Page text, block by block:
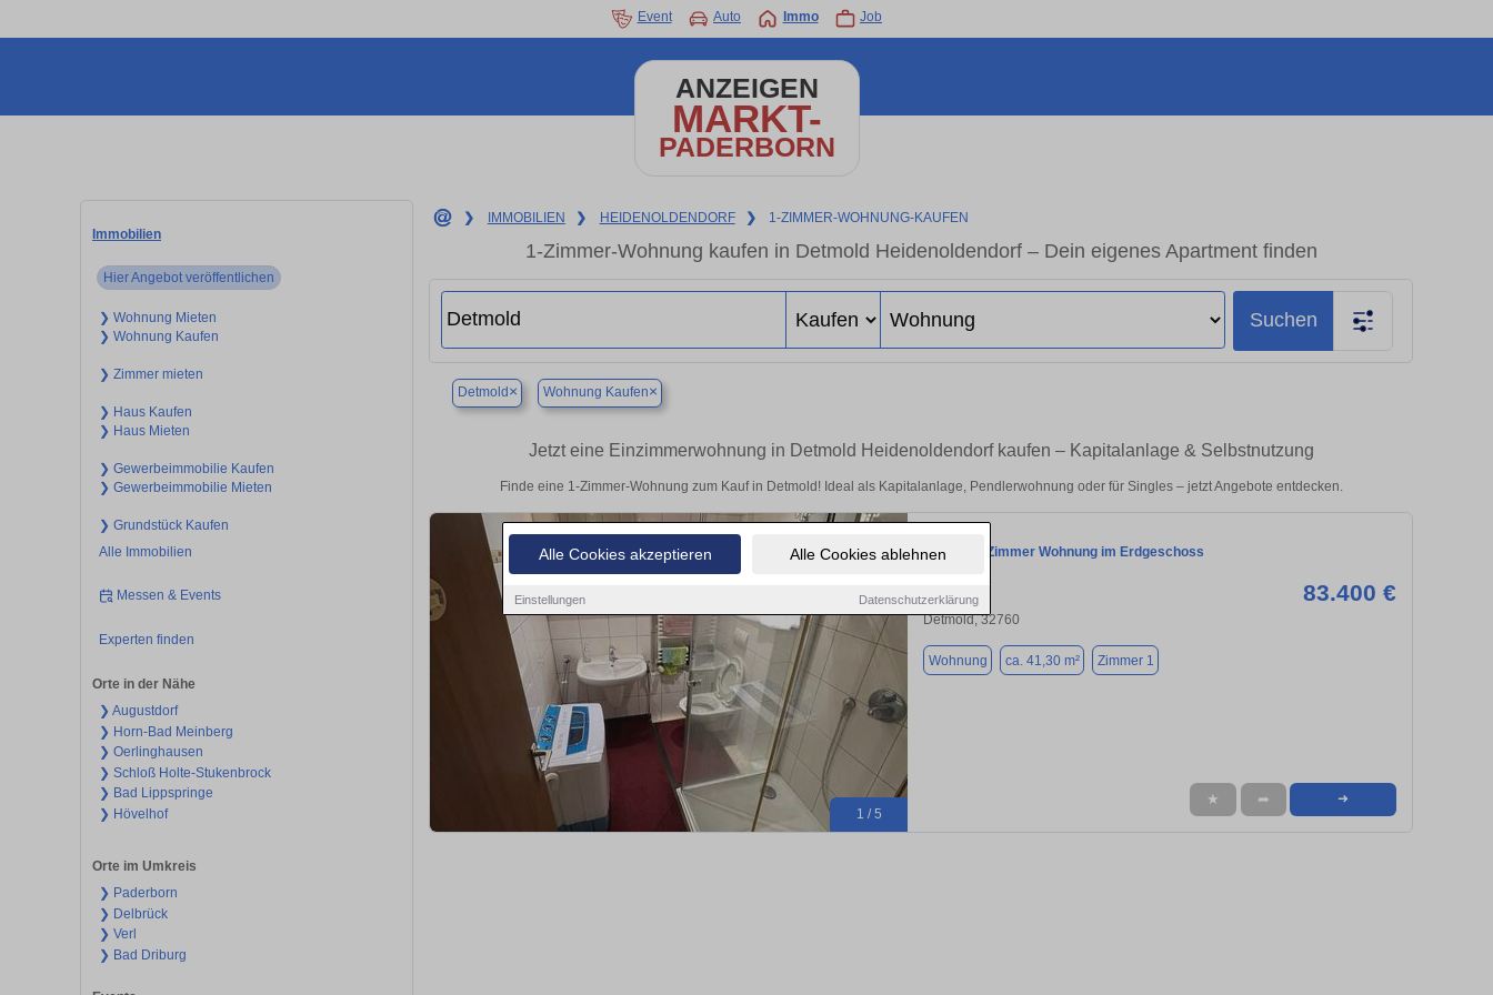
Alle Cookies akzeptieren Alle Cookies ablehnen
Einstellungen Datenschutzerklärung
Event Auto Immo Job
ANZEIGEN
MARKT-
PADERBORN
Immobilien
Hier Angebot veröffentlichen
❯ Wohnung Mieten
❯ Wohnung Kaufen
❯ Zimmer mieten
❯ Haus Kaufen
❯ Haus Mieten
❯ Gewerbeimmobilie Kaufen
❯ Gewerbeimmobilie Mieten
❯ Grundstück Kaufen
Alle Immobilien
Messen & Events
Experten finden
Orte in der Nähe
❯ Augustdorf
❯ Horn-Bad Meinberg
❯ Oerlinghausen
❯ Schloß Holte-Stukenbrock
❯ Bad Lippspringe
❯ Hövelhof
Orte im Umkreis
❯ Paderborn
❯ Delbrück
❯ Verl
❯ Bad Driburg
❯ IMMOBILIEN ❯ HEIDENOLDENDORF ❯ 1-ZIMMER-WOHNUNG-KAUFEN
1-Zimmer-Wohnung kaufen in Detmold Heidenoldendorf – Dein eigenes Apartment finden
Suchen
Detmold × Wohnung Kaufen×
Jetzt eine Einzimmerwohnung in Detmold Heidenoldendorf kaufen – Kapitalanlage & Selbstnutzung
Finde eine 1-Zimmer-Wohnung zum Kauf in Detmold! Ideal als Kapitalanlage, Pendlerwohnung oder für Singles – jetzt Angebote entdecken.
1 / 5
Schöne 1-Zimmer Wohnung im Erdgeschoss
83.400 €
Detmold, 32760
Wohnung ca. 41,30 m² Zimmer 1
★ ➦ ➜